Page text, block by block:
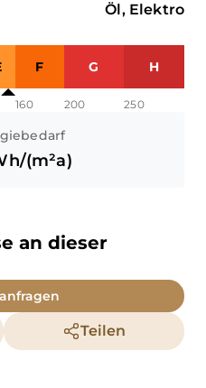
Öl, Elektro
F G H
160 200 250
(m²a)
an dieser
Teilen